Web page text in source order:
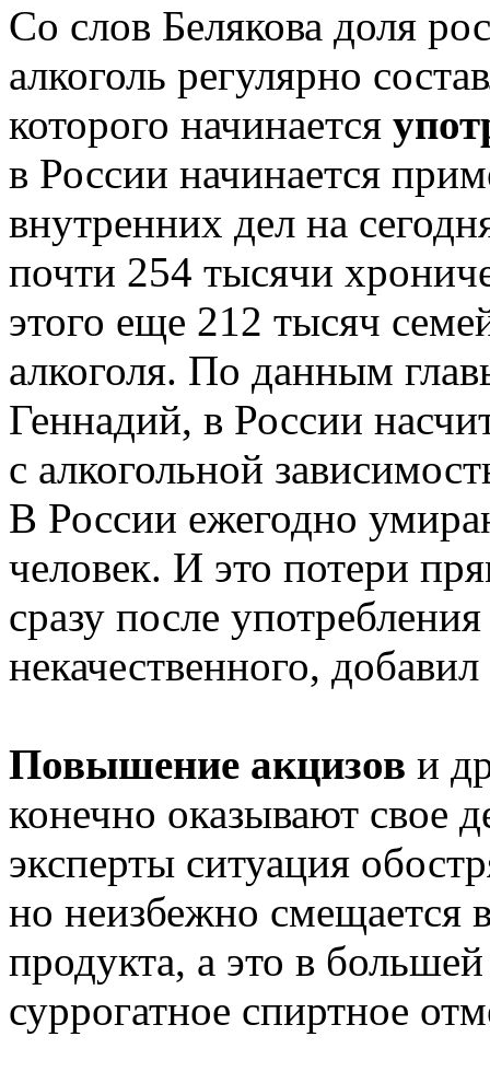
Со слов Белякова доля
алкоголь регулярно
которого начинается
в России начинается
внутренних дел на
почти 254 тысячи
этого еще 212 тысяч
алкоголя. По данным
Геннадий, в России
с алкогольной
В России ежегодно
человек. И это потери
сразу после
некачественного, добавил
Повышение акцизов и
конечно оказывают свое
эксперты ситуация
но неизбежно смещается
продукта, а это в
суррогатное спиртное